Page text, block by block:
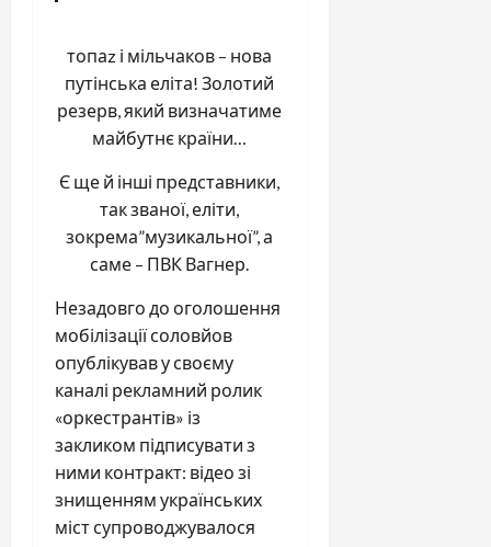
топаz і мільчаков – нова
путінська еліта! Золотий
резерв, який визначатиме
майбутнє країни…
Є ще й інші представники,
так званої, еліти,
зокрема”музикальної”, а
саме – ПВК Вагнер.
Незадовго до оголошення
мобілізації соловйов
опублікував у своєму
каналі рекламний ролик
«оркестрантів» із
закликом підписувати з
ними контракт: відео зі
знищенням українських
міст супроводжувалося